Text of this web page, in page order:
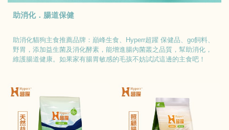
助消化．腸道保健
助消化貓狗主食推薦品牌：巔峰生食、Hyperr超躍 保健品、go飼料、
野胃，添加益生菌及消化酵素，能增進腸內菌叢之品質，幫助消化，
維護腸道健康。如果家有腸胃敏感的毛孩不妨試試這邊的主食吧！